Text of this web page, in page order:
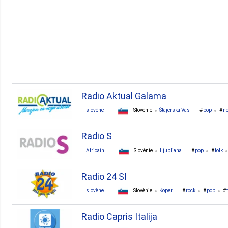
Radio Aktual Galama
slovène Slovènie Štajerska Vas pop
Radio S
Africain Slovènie Ljubljana pop folk
Radio 24 SI
slovène Slovènie Koper rock pop
Radio Capris Italija